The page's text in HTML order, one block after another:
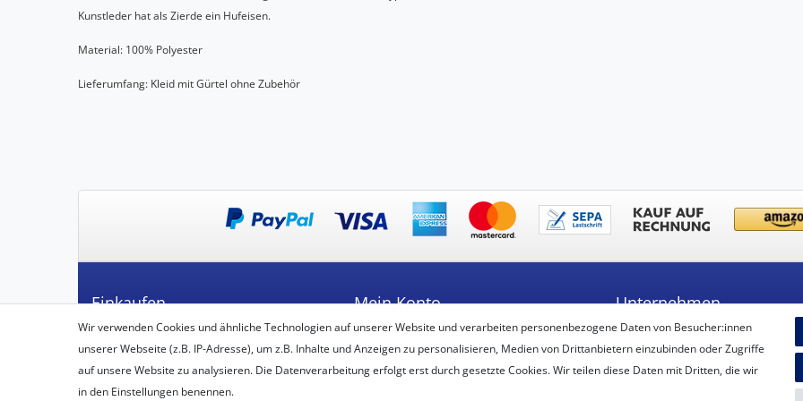
Kunstleder hat als Zierde ein Hufeisen.
Material: 100% Polyester
Lieferumfang: Kleid mit Gürtel ohne Zubehör
Einkaufen
Zahlungsarten
Versandarten & -kosten
Widerrufsbelehrung
Vertrag widerrufen
Mein Konto
Registrieren
Login
Unternehmen
Unsere Filiale
Kontakt
Datenschutzerklärung
Wir verwenden Cookies und ähnliche Technologien auf unserer Website und verarbeiten personenbezogene Daten von Besucher:innen
unserer Webseite (z.B. IP-Adresse), um z.B. Inhalte und Anzeigen zu personalisieren, Medien von Drittanbietern einzubinden oder Zugriffe
auf unsere Website zu analysieren. Die Datenverarbeitung erfolgt erst durch gesetzte Cookies. Wir teilen diese Daten mit Dritten, die wir
in den Einstellungen benennen.